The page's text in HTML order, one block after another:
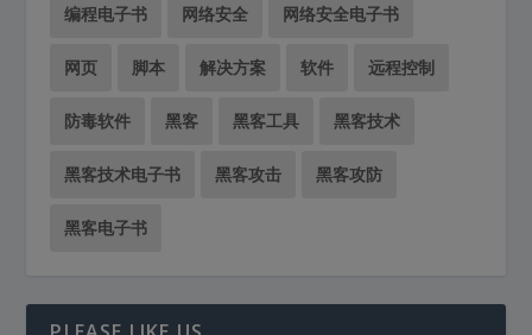
编程电子书 网络安全 网络安全电子书
网页 脚本 解决方案 软件 远程控制
防毒软件 黑客 黑客工具 黑客技术
黑客技术电子书 黑客攻击 黑客攻防
黑客电子书